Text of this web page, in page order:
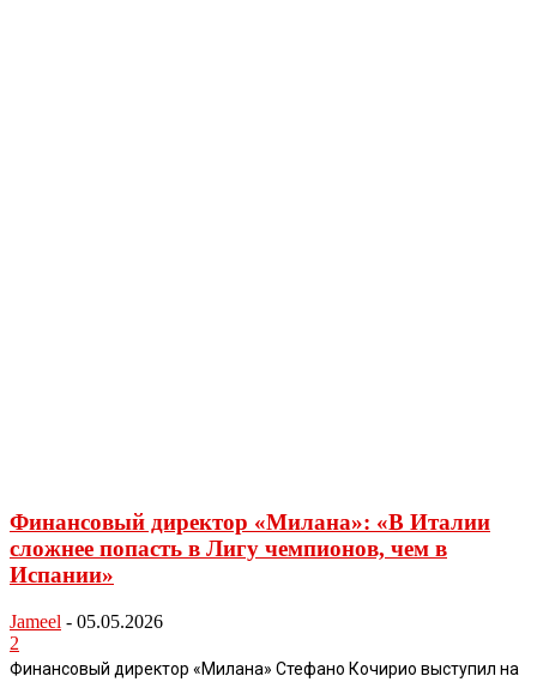
Финансовый директор «Милана»: «В Италии
сложнее попасть в Лигу чемпионов, чем в
Испании»
Jameel - 05.05.2026
2
Финансовый директор «Милана» Стефано Кочирио выступил на